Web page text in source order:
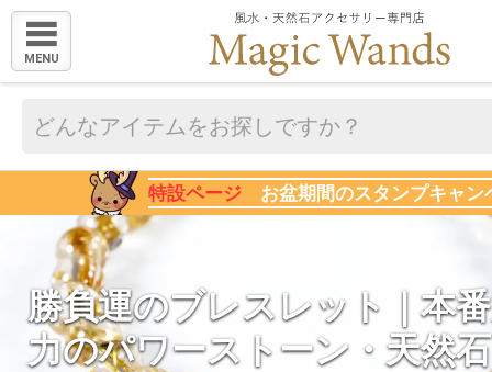
MENU
特設ページ お盆期間のスタンプキャン
勝負運のブレスレット｜本
力のパワーストーン・天然